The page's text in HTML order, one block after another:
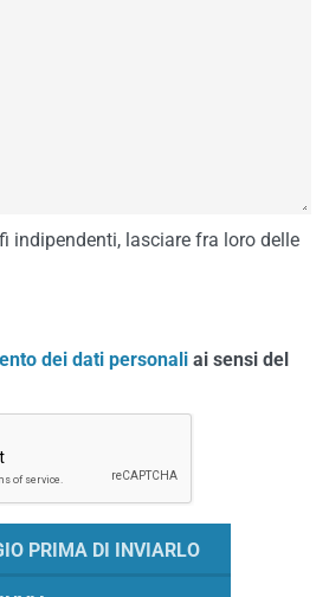
indipendenti, lasciare fra loro delle
dei dati personali ai sensi del